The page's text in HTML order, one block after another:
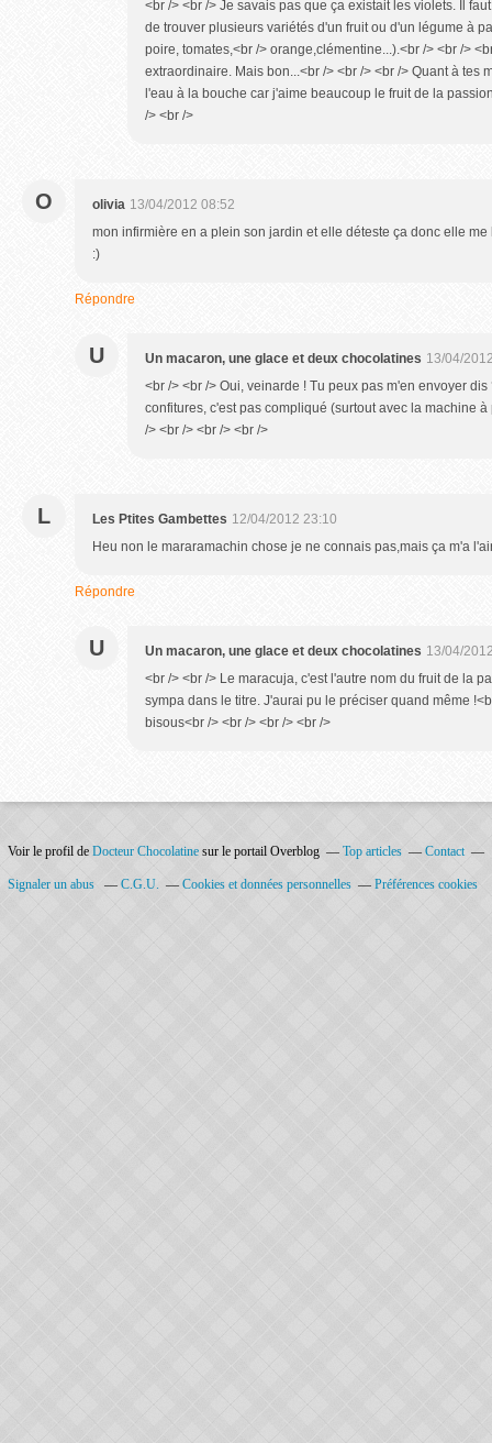
<br /> <br /> Je savais pas que ça existait les violets. Il
de trouver plusieurs variétés d'un fruit ou d'un légume à
poire, tomates,<br /> orange,clémentine...).<br /> <br />
extraordinaire. Mais bon...<br /> <br /> <br /> Quant à tes
l'eau à la bouche car j'aime beaucoup le fruit de la
/> <br />
O olivia 13/04/2012 08:52
mon infirmière en a plein son jardin et elle déteste ça donc elle
:)
Répondre
U Un macaron, une glace et deux chocolatines 13/04/
<br /> <br /> Oui, veinarde ! Tu peux pas m'en envoyer
confitures, c'est pas compliqué (surtout avec la machine
/> <br /> <br /> <br />
L Les Ptites Gambettes 12/04/2012 23:10
Heu non le mararamachin chose je ne connais pas,mais ça m'a
Répondre
U Un macaron, une glace et deux chocolatines 13/04/
<br /> <br /> Le maracuja, c'est l'autre nom du fruit de la
sympa dans le titre. J'aurai pu le préciser quand même
bisous<br /> <br /> <br /> <br />
Voir le profil de Docteur Chocolatine sur le portail Overblog Top articles Contact
Signaler un abus C.G.U. Cookies et données personnelles Préférences cookies